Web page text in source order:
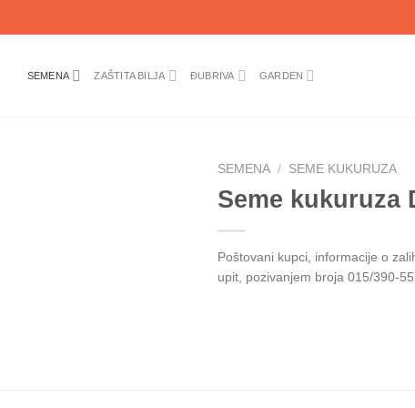
SEMENA ZAŠTITA BILJA ĐUBRIVA GARDEN
SEMENA / SEME KUKURUZA
Seme kukuruza
Poštovani kupci, informacije o
upit, pozivanjem broja 015/390-